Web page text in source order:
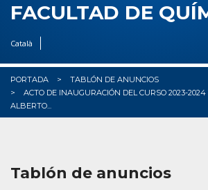
FACULTAD DE
Català
PORTADA
TABLÓN DE ANUNCIOS
ACTO DE INAUGURACIÓN DEL CURSO 2023-
ALBERTO...
Tablón de anuncios